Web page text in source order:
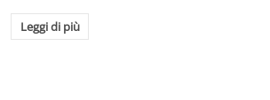
Leggi di più